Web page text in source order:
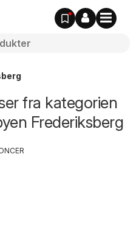
fra kategorien
Frederiksberg